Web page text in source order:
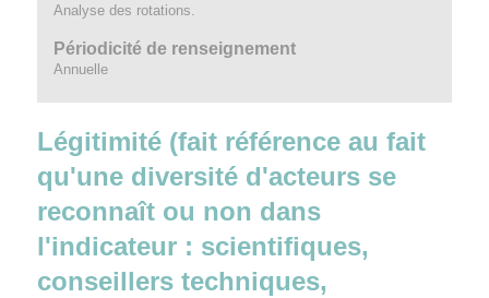
Analyse des rotations.
Périodicité de renseignement
Annuelle
Légitimité (fait référence au fait
qu'une diversité d'acteurs se
reconnaît ou non dans
l'indicateur : scientifiques,
conseillers techniques,